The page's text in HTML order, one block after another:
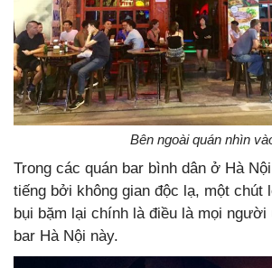
Bên ngoài quán nhìn
Trong các quán bar bình dân ở Hà
tiếng bởi không gian độc lạ, một chút
bụi bặm lại chính là điều là mọi
bar Hà Nội này.